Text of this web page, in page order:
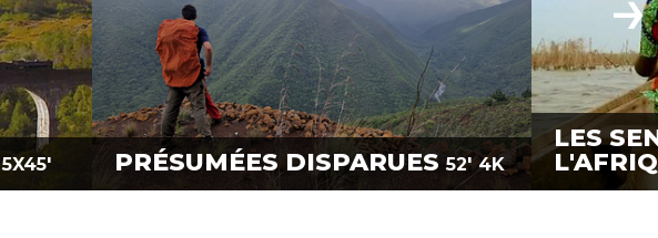
5X45' PRÉSUMÉES DISPARUES 52' 4K
LES